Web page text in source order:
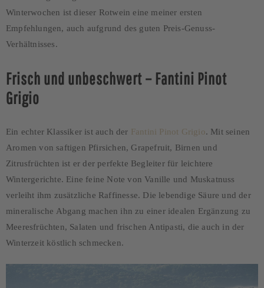
Winterwochen ist dieser Rotwein eine meiner ersten
Empfehlungen, auch aufgrund des guten Preis-Genuss-
Verhältnisses.
Frisch und unbeschwert – Fantini Pinot
Grigio
Ein echter Klassiker ist auch der Fantini Pinot Grigio. Mit seinen
Aromen von saftigen Pfirsichen, Grapefruit, Birnen und
Zitrusfrüchten ist er der perfekte Begleiter für leichtere
Wintergerichte. Eine feine Note von Vanille und Muskatnuss
verleiht ihm zusätzliche Raffinesse. Die lebendige Säure und der
mineralische Abgang machen ihn zu einer idealen Ergänzung zu
Meeresfrüchten, Salaten und frischen Antipasti, die auch in der
Winterzeit köstlich schmecken.